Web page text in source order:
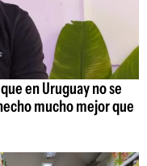
en Uruguay no se
mucho mejor que